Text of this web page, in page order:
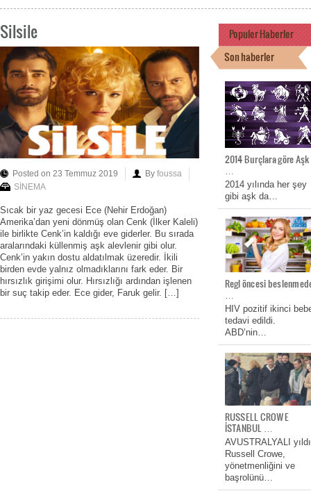
Silsile
Posted on 23 Temmuz 2019 By foussa
SİNEMA
Sıcak bir yaz gecesi Ece (Nehir Erdoğan)
Amerika’dan yeni dönmüş olan Cenk (İlker Kaleli)
ile birlikte Cenk’in kaldığı eve giderler. Bu sırada
aralarındaki küllenmiş aşk alevlenir gibi olur.
Cenk’in yakın dostu aldatılmak üzeredir. İkili
birden evde yalnız olmadıklarını fark eder. Bir
hırsızlık girişimi olur. Hırsızlığı ardından işlenen
bir suç takip eder. Ece gider, Faruk gelir. […]
Populer Haberler
Son haberler
2014 Burçlara göre Aşk
2014 yılında her şey
gibi aşk da…
Regl öncesi
…
HIV pozitif ikinci
tedavi edildi.
ABD’nin…
RUSSELL CROWE
İSTANBUL …
AVUSTRALYALI
Russell Crowe,
yönetmenliğini ve
başrolünü…